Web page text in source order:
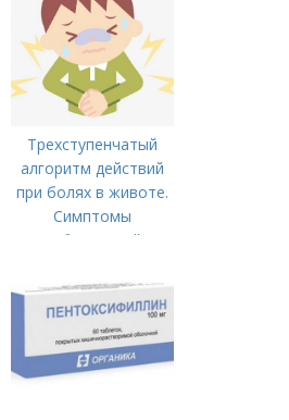
Трехступенчатый
алгоритм действий
при болях в животе.
Симптомы
заболеваний
кишечного тракта